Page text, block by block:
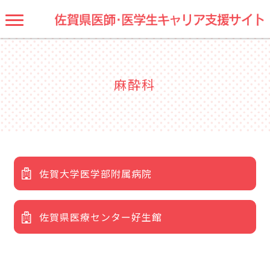
麻酔科
佐賀大学医学部附属病院
佐賀県医療センター好生館